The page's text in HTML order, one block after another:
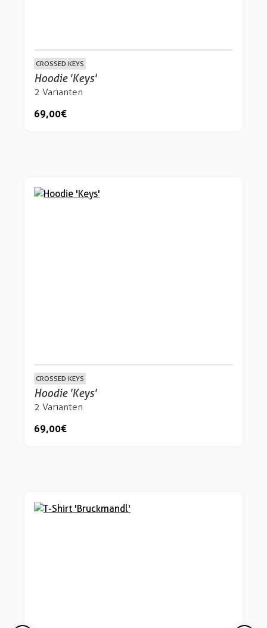
CROSSED KEYS
Hoodie 'Keys'
2 Varianten
69,00 €
CROSSED KEYS
Hoodie 'Keys'
2 Varianten
69,00 €